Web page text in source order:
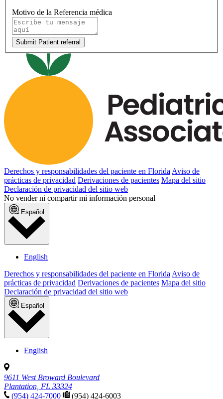
Motivo de la Referencia médica
Submit Patient referral
Derechos y responsabilidades del paciente en Florida Aviso de
prácticas de privacidad Derivaciones de pacientes Mapa del sitio
Declaración de privacidad del sitio web
No vender ni compartir mi información personal
Español
English
Derechos y responsabilidades del paciente en Florida Aviso de
prácticas de privacidad Derivaciones de pacientes Mapa del sitio
Declaración de privacidad del sitio web
Español
English
9611 West Broward Boulevard
Plantation, FL 33324
(954) 424-7000
(954) 424-6003